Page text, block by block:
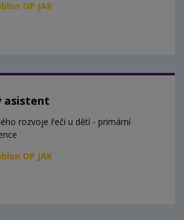
OP JAK
asistent
rozvoje řeči u dětí - primární
OP JAK